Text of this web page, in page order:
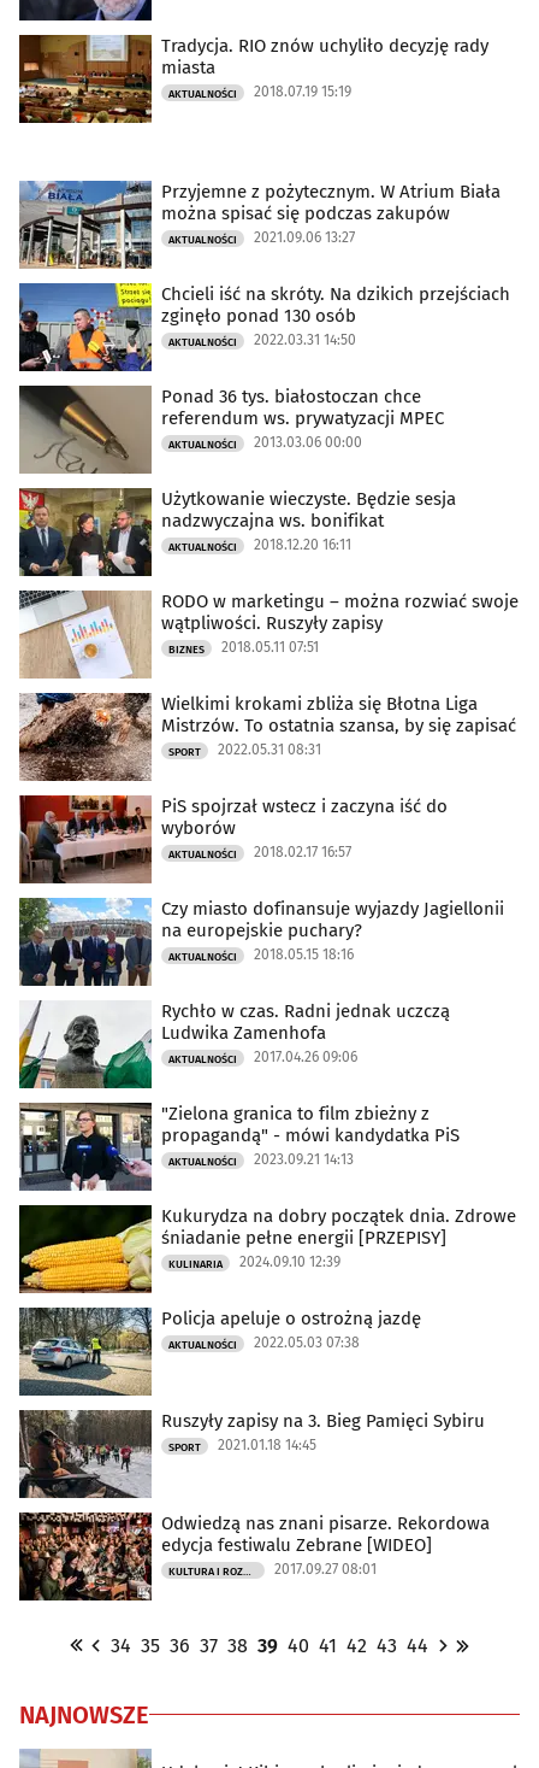
Tradycja. RIO znów uchyliło decyzję rady
miasta
AKTUALNOŚCI 2018.07.19 15:19
Przyjemne z pożytecznym. W Atrium Biała
można spisać się podczas zakupów
AKTUALNOŚCI 2021.09.06 13:27
Chcieli iść na skróty. Na dzikich przejściach
zginęło ponad 130 osób
AKTUALNOŚCI 2022.03.31 14:50
Ponad 36 tys. białostoczan chce
referendum ws. prywatyzacji MPEC
AKTUALNOŚCI 2013.03.06 00:00
Użytkowanie wieczyste. Będzie sesja
nadzwyczajna ws. bonifikat
AKTUALNOŚCI 2018.12.20 16:11
RODO w marketingu – można rozwiać swoje
wątpliwości. Ruszyły zapisy
BIZNES 2018.05.11 07:51
Wielkimi krokami zbliża się Błotna Liga
Mistrzów. To ostatnia szansa, by się zapisać
SPORT 2022.05.31 08:31
PiS spojrzał wstecz i zaczyna iść do
wyborów
AKTUALNOŚCI 2018.02.17 16:57
Czy miasto dofinansuje wyjazdy Jagiellonii
na europejskie puchary?
AKTUALNOŚCI 2018.05.15 18:16
Rychło w czas. Radni jednak uczczą
Ludwika Zamenhofa
AKTUALNOŚCI 2017.04.26 09:06
"Zielona granica to film zbieżny z
propagandą" - mówi kandydatka PiS
AKTUALNOŚCI 2023.09.21 14:13
Kukurydza na dobry początek dnia. Zdrowe
śniadanie pełne energii [PRZEPISY]
KULINARIA 2024.09.10 12:39
Policja apeluje o ostrożną jazdę
AKTUALNOŚCI 2022.05.03 07:38
Ruszyły zapisy na 3. Bieg Pamięci Sybiru
SPORT 2021.01.18 14:45
Odwiedzą nas znani pisarze. Rekordowa
edycja festiwalu Zebrane [WIDEO]
2017.09.27 08:01
34 35 36 37 38 39 40 41 42 43 44
NAJNOWSZE